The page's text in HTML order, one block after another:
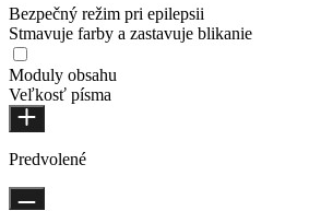
Bezpečný režim pri epilepsii
Stmavuje farby a zastavuje blikanie
Moduly obsahu
Veľkosť písma
Predvolené